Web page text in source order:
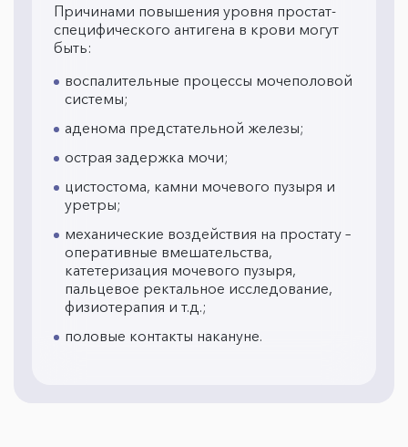
Причинами повышения уровня простат-
специфического антигена в крови могут
быть:
воспалительные процессы мочеполовой
системы;
аденома предстательной железы;
острая задержка мочи;
цистостома, камни мочевого пузыря и
уретры;
механические воздействия на простату –
оперативные вмешательства,
катетеризация мочевого пузыря,
пальцевое ректальное исследование,
физиотерапия и т.д.;
половые контакты накануне.